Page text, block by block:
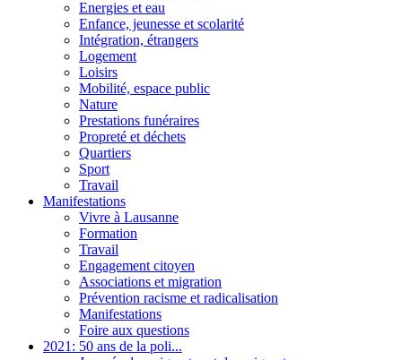
Energies et eau
Enfance, jeunesse et scolarité
Intégration, étrangers
Logement
Loisirs
Mobilité, espace public
Nature
Prestations funéraires
Propreté et déchets
Quartiers
Sport
Travail
Manifestations
Vivre à Lausanne
Formation
Travail
Engagement citoyen
Associations et migration
Prévention racisme et radicalisation
Manifestations
Foire aux questions
2021: 50 ans de la poli...